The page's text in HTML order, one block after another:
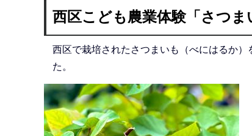
西区こども農業体験「さつ
西区で栽培されたさつまいも（べにはるか
た。